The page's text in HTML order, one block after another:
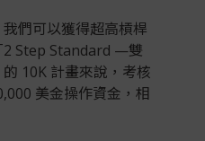
們可以獲得超高槓桿
2 Step Standard —雙
10K 計畫來說，考核
美金操作資金，相